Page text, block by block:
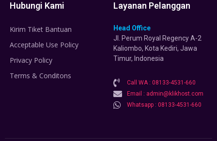
Hubungi Kami
Kirim Tiket Bantuan
Acceptable Use Policy
Privacy Policy
Terms & Conditons
Layanan Pelanggan
Head Office
Jl. Perum Royal Regency A-2
Kaliombo, Kota Kediri, Jawa
Timur, Indonesia
Call WA : 08133-4531-660
Email : admin@klikhost.com
Whatsapp : 08133-4531-660